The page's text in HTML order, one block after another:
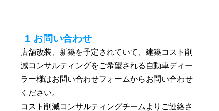
1 お問い合わせ
店舗改装、新築を予定されていて、建築コスト削
減コンサルティングをご希望される自動車ディー
ラー様はお問い合わせフォームからお問い合わせ
ください。
コスト削減コンサルティングチームよりご連絡さ